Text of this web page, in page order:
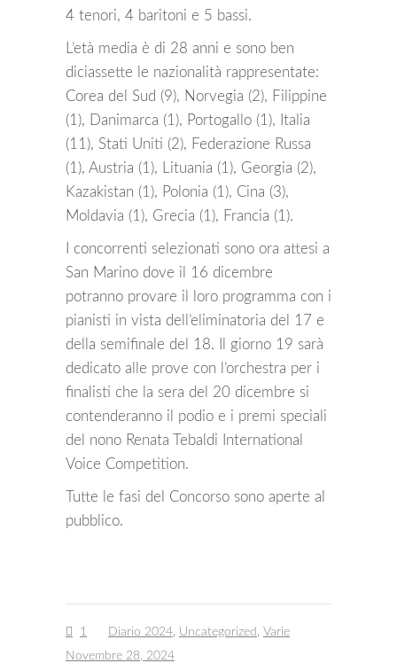
4 tenori, 4 baritoni e 5 bassi.
L’età media è di 28 anni e sono ben
diciassette le nazionalità rappresentate:
Corea del Sud (9), Norvegia (2), Filippine
(1), Danimarca (1), Portogallo (1), Italia
(11), Stati Uniti (2), Federazione Russa
(1), Austria (1), Lituania (1), Georgia (2),
Kazakistan (1), Polonia (1), Cina (3),
Moldavia (1), Grecia (1), Francia (1).
I concorrenti selezionati sono ora attesi a
San Marino dove il 16 dicembre
potranno provare il loro programma con i
pianisti in vista dell’eliminatoria del 17 e
della semifinale del 18. Il giorno 19 sarà
dedicato alle prove con l’orchestra per i
finalisti che la sera del 20 dicembre si
contenderanno il podio e i premi speciali
del nono Renata Tebaldi International
Voice Competition.
Tutte le fasi del Concorso sono aperte al
pubblico.
1 Diario 2024, Uncategorized , Varie
Novembre 28, 2024